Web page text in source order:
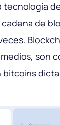
de
son